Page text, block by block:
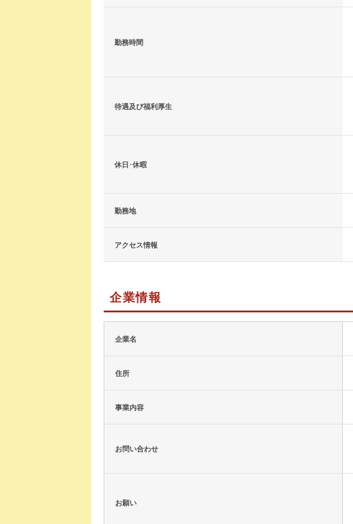
勤務時間
待遇及び福利厚生
休日･休暇
勤務地
アクセス情報
企業情報
企業名
住所
事業内容
お問い合わせ
お願い